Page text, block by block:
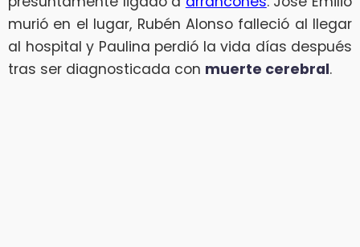
murió en el lugar, Rubén Alonso falleció al llegar
al hospital y Paulina perdió la vida días después
tras ser diagnosticada con muerte cerebral.